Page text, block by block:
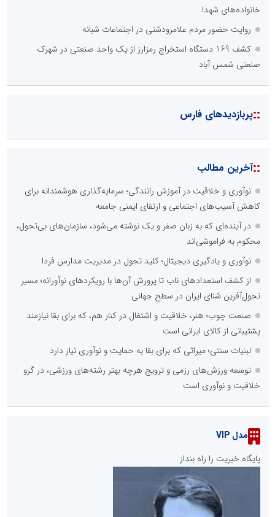
خانواده‌های شهدا
روایت حضور مردم علامرودشتی در اجتماعات شبانه
کشف 169 دستگاه استخراج رمزارز از یک واحد صنعتی در شهرک
صنعتی شمس آباد
::پربازدیدهای فارس
::آخرین مطالب
نوآوری و خلاقیت در آموزش رانندگی؛ سرمایه‌گذاری هوشمندانه برای
کاهش آسیب‌های اجتماعی و ارتقای ایمنی جامعه
در آینده‌ای که به زبان صفر و یک نوشته می‌شود، سازمان‌های بی‌تحول،
محکوم به فراموشی‌اند
نوآوری و یادگیری دیجیتال؛ کلید تحول در مدیریت مدارس فردا
از کشف استعدادهای ناب تا پرورش آن‌ها با رویکردهای نوآورانه؛ مسیر
تحول‌آفرین شنای ایران در سطح جهانی
صنعت چوب؛ هنر، خلاقیت و اشتغال در کنار هم، که برای بقا نیازمند
پشتیبانی از کالای ایرانی است
لبنیات سنتی؛ میراثی که برای بقا به حمایت و نوآوری نیاز دارد
توسعه ورزش‌های رزمی و ترویج هرچه بهتر رشته‌های ورزشی، در گرو
خلاقیت و نوآوری است
مدل VIP
پایگاه خبریت را راه بنداز